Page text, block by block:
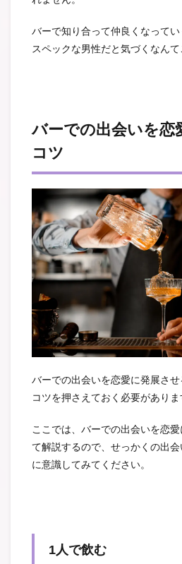
バーで知り合って仲良くなって
スペックな男性だと気づくなんて
バーでの出会いを恋
コツ
バーでの出会いを恋愛に発展さ
コツを押さえておく必要がありま
ここでは、バーでの出会いを恋
て解説するので、せっかくの出
に意識してみてください。
1人で飲む